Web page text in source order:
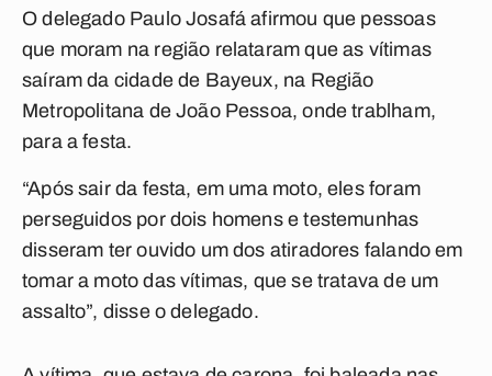
O delegado Paulo Josafá afirmou que pessoas
que moram na região relataram que as vítimas
saíram da cidade de Bayeux, na Região
Metropolitana de João Pessoa, onde trablham,
para a festa.
“Após sair da festa, em uma moto, eles foram
perseguidos por dois homens e testemunhas
disseram ter ouvido um dos atiradores falando em
tomar a moto das vítimas, que se tratava de um
assalto”, disse o delegado.